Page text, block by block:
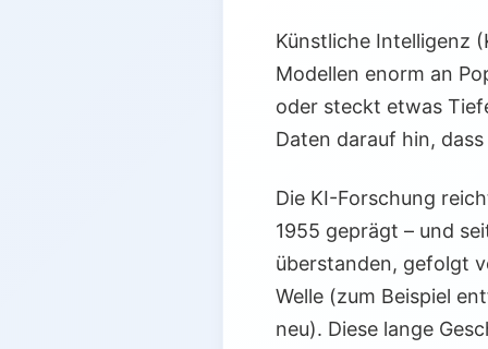
Künstliche Intelligenz
Modellen enorm an
oder steckt etwas
Daten darauf hin,
Die KI-Forschung
1955 geprägt – und
überstanden, gefolgt
Welle (zum Beispiel
neu). Diese lange